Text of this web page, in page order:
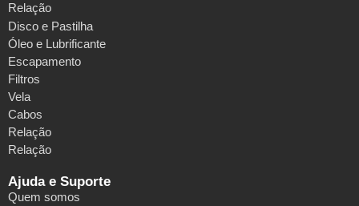
Relação
Disco e Pastilha
Óleo e Lubrificante
Escapamento
Filtros
Vela
Cabos
Relação
Relação
Ajuda e Suporte
Quem somos